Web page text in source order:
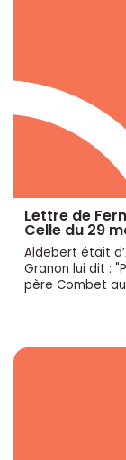
Lettre de
Celle du 29
Aldebert était
Granon lui dit :
père Combet